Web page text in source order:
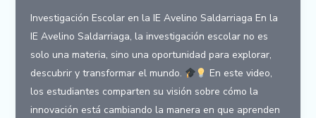
Investigación Escolar en la IE Avelino Saldarriaga En la
IE Avelino Saldarriaga, la investigación escolar no es
solo una materia, sino una oportunidad para explorar,
descubrir y transformar el mundo.
En este video,
los estudiantes comparten su visión sobre cómo la
innovación está cambiando la manera en que aprenden